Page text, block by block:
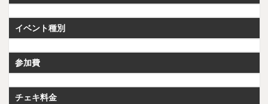
イベント種別
参加費
チェキ料金